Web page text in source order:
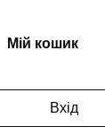
Мій кошик
Вхід